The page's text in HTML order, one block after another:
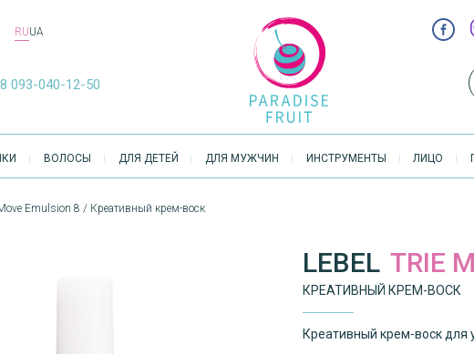
RUUA
093-040-12-50
ВОЛОСЫ ДЛЯ ДЕТЕЙ ДЛЯ МУЖЧИН ИНСТРУМЕНТЫ ЛИЦО
Emulsion 8 / Креативный крем-воск
LEBEL TRIE
КРЕАТИВНЫЙ КРЕМ-ВОСК
Креативный крем-воск для